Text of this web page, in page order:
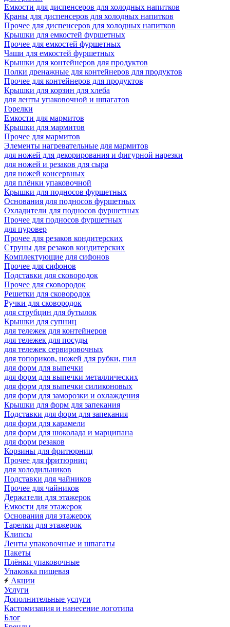
Емкости для диспенсеров для холодных напитков
Краны для диспенсеров для холодных напитков
Прочее для диспенсеров для холодных напитков
Крышки для емкостей фуршетных
Прочее для емкостей фуршетных
Чаши для емкостей фуршетных
Крышки для контейнеров для продуктов
Полки дренажные для контейнеров для продуктов
Прочее для контейнеров для продуктов
Крышки для корзин для хлеба
для ленты упаковочной и шпагатов
Горелки
Емкости для мармитов
Крышки для мармитов
Прочее для мармитов
Элементы нагревательные для мармитов
для ножей для декорирования и фигурной нарезки
для ножей и резаков для сыра
для ножей консервных
для плёнки упаковочной
Крышки для подносов фуршетных
Основания для подносов фуршетных
Охладители для подносов фуршетных
Прочее для подносов фуршетных
для пуровер
Прочее для резаков кондитерских
Струны для резаков кондитерских
Комплектующие для сифонов
Прочее для сифонов
Подставки для сковородок
Прочее для сковородок
Решетки для сковородок
Ручки для сковородок
для струбцин для бутылок
Крышки для супниц
для тележек для контейнеров
для тележек для посуды
для тележек сервировочных
для топориков, ножей для рубки, пил
для форм для выпечки
для форм для выпечки металлических
для форм для выпечки силиконовых
для форм для заморозки и охлаждения
Крышки для форм для запекания
Подставки для форм для запекания
для форм для карамели
для форм для шоколада и марципана
для форм резаков
Корзины для фритюрниц
Прочее для фритюрниц
для холодильников
Подставки для чайников
Прочее для чайников
Держатели для этажерок
Емкости для этажерок
Основания для этажерок
Тарелки для этажерок
Клипсы
Ленты упаковочные и шпагаты
Пакеты
Плёнки упаковочные
Упаковка пищевая
Акции
Услуги
Дополнительные услуги
Кастомизация и нанесение логотипа
Блог